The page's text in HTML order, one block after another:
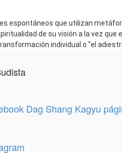
espontáneos que utilizan
de su visión a la vez que
individual o "el
Dag Shang Kagyu